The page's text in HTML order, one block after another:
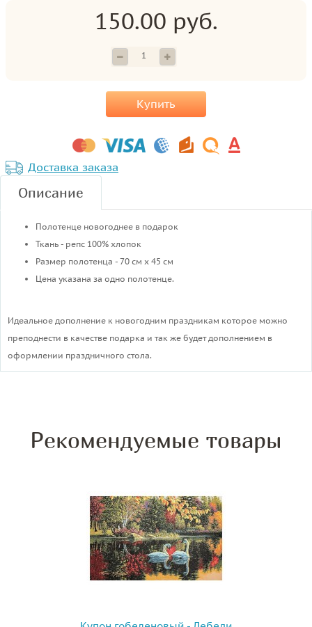
150.00 руб.
Купить
Доставка заказа
Описание
Полотенце новогоднее в подарок
Ткань - репс 100% хлопок
Размер полотенца - 70 см х 45 см
Цена указана за одно полотенце.
Идеальное дополнение к новогодним праздникам которое можно
преподнести в качестве подарка и так же будет дополнением в
оформлении праздничного стола.
Рекомендуемые товары